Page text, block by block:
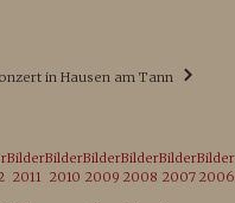
in Hausen am Tann
Bilder
2011
Bilder
2010
Bilder
2009
Bilder
2008
Bilder
2007
Bilder
2006